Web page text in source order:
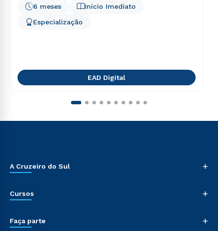
Início Imediato
6 meses
Especialização
EAD Digital
A Cruzeiro do Sul +
Cursos +
Faça parte +